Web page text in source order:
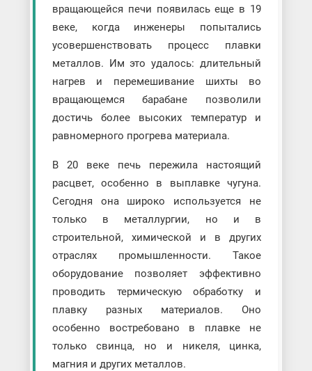
вращающейся печи появилась еще в 19
веке, когда инженеры попытались
усовершенствовать процесс плавки
металлов. Им это удалось: длительный
нагрев и перемешивание шихты во
вращающемся барабане позволили
достичь более высоких температур и
равномерного прогрева материала.
В 20 веке печь пережила настоящий
расцвет, особенно в выплавке чугуна.
Сегодня она широко используется не
только в металлургии, но и в
строительной, химической и в других
отраслях промышленности. Такое
оборудование позволяет эффективно
проводить термическую обработку и
плавку разных материалов. Оно
особенно востребовано в плавке не
только свинца, но и никеля, цинка,
магния и других металлов.